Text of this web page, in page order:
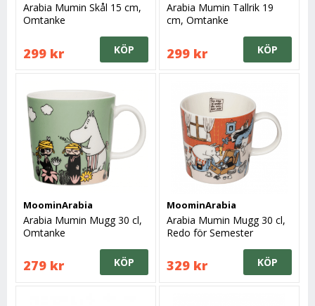
Arabia Mumin Skål 15 cm,
Omtanke
299 kr KÖP
Arabia Mumin Tallrik 19
cm, Omtanke
299 kr KÖP
MoominArabia
Arabia Mumin Mugg 30 cl,
Omtanke
279 kr KÖP
MoominArabia
Arabia Mumin Mugg 30 cl,
Redo för Semester
329 kr KÖP